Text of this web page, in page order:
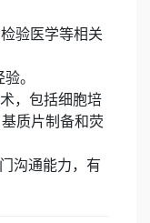
验医学等相关
。
，包括细胞培
质片制备和荧
沟通能力，有